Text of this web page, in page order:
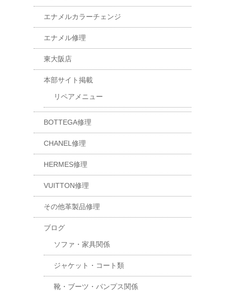
エナメルカラーチェンジ
エナメル修理
東大阪店
本部サイト掲載
リペアメニュー
BOTTEGA修理
CHANEL修理
HERMES修理
VUITTON修理
その他革製品修理
ブログ
ソファ・家具関係
ジャケット・コート類
靴・ブーツ・パンプス関係